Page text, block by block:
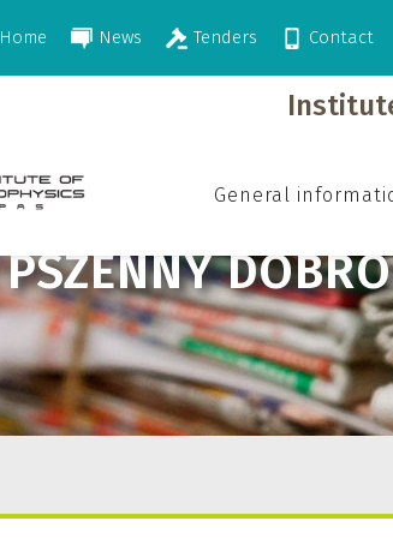
Home News Tenders Contact
General
PSZENNY
>Pszenny Dobromił